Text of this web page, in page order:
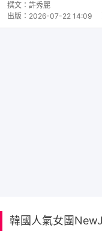
撰文： 許秀麗
出版： 2026-07-22 14:09
韓國人氣女團